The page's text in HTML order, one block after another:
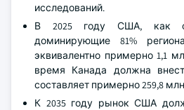
исследований.
В 2025 году США, как
доминирующие 81%
эквивалентно примерно 1,1
время Канада должна
составляет примерно 259,8
К 2035 году рынок США